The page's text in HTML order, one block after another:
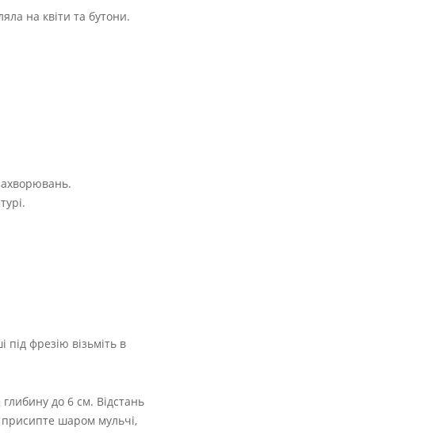
на квіти та бутони.
під фрезію візьміть в
до 6 см. Відстань
шаром мульчі,